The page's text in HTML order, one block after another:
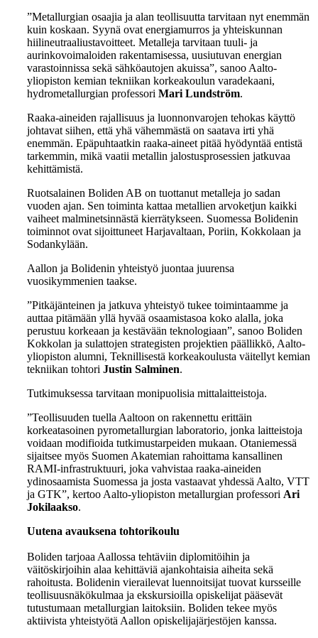
”Metallurgian osaajia ja alan teollisuutta tarvitaan nyt enemmän
kuin koskaan. Syynä ovat energiamurros ja yhteiskunnan
hiilineutraaliustavoitteet. Metalleja tarvitaan tuuli- ja
aurinkovoimaloiden rakentamisessa, uusiutuvan energian
varastoinnissa sekä sähköautojen akuissa”, sanoo Aalto-
yliopiston kemian tekniikan korkeakoulun varadekaani,
hydrometallurgian professori Mari Lundström.
Raaka-aineiden rajallisuus ja luonnonvarojen tehokas käyttö
johtavat siihen, että yhä vähemmästä on saatava irti yhä
enemmän. Epäpuhtaatkin raaka-aineet pitää hyödyntää entistä
tarkemmin, mikä vaatii metallin jalostusprosessien jatkuvaa
kehittämistä.
Ruotsalainen Boliden AB on tuottanut metalleja jo sadan
vuoden ajan. Sen toiminta kattaa metallien arvoketjun kaikki
vaiheet malminetsinnästä kierrätykseen. Suomessa Bolidenin
toiminnot ovat sijoittuneet Harjavaltaan, Poriin, Kokkolaan ja
Sodankylään.
Aallon ja Bolidenin yhteistyö juontaa juurensa
vuosikymmenien taakse.
”Pitkäjänteinen ja jatkuva yhteistyö tukee toimintaamme ja
auttaa pitämään yllä hyvää osaamistasoa koko alalla, joka
perustuu korkeaan ja kestävään teknologiaan”, sanoo Boliden
Kokkolan ja sulattojen strategisten projektien päällikkö, Aalto-
yliopiston alumni, Teknillisestä korkeakoulusta väitellyt kemian
tekniikan tohtori Justin Salminen.
Tutkimuksessa tarvitaan monipuolisia mittalaitteistoja.
”Teollisuuden tuella Aaltoon on rakennettu erittäin
korkeatasoinen pyrometallurgian laboratorio, jonka laitteistoja
voidaan modifioida tutkimustarpeiden mukaan. Otaniemessä
sijaitsee myös Suomen Akatemian rahoittama kansallinen
RAMI-infrastruktuuri, joka vahvistaa raaka-aineiden
ydinosaamista Suomessa ja josta vastaavat yhdessä Aalto, VTT
ja GTK”, kertoo Aalto-yliopiston metallurgian professori Ari
Jokilaakso.
Uutena avauksena tohtorikoulu
Boliden tarjoaa Aallossa tehtäviin diplomitöihin ja
väitöskirjoihin alaa kehittäviä ajankohtaisia aiheita sekä
rahoitusta. Bolidenin vierailevat luennoitsijat tuovat kursseille
teollisuusnäkökulmaa ja ekskursioilla opiskelijat pääsevät
tutustumaan metallurgian laitoksiin. Boliden tekee myös
aktiivista yhteistyötä Aallon opiskelijajärjestöjen kanssa.